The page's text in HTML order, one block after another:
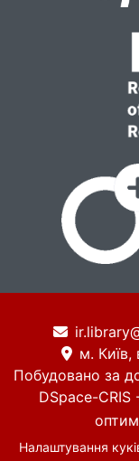
м.
Побудовано за
DSpace-CRIS
Налаштування